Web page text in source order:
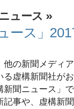
ュース »
ース」
他の新聞メディ
る虚構新聞社が
新聞ニュース」
記事や、虚構新